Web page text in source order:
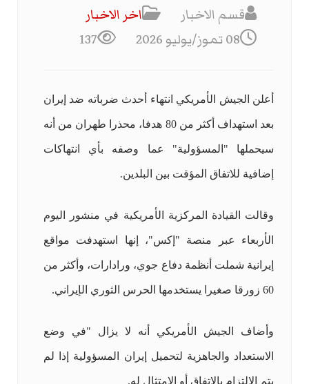
قسم الاخبار
اخر الاخبار
08 تموز/يوليو 2026
137
أعلن الجيش الأمريكي انتهاء أحدث ضرباته ضد إيران
بعد استهداف أكثر من 80 هدفا، محذرا طهران من أنه
سيحملها "المسؤولية" عما وصفه بأي انتهاكات
إضافية للاتفاق المؤقت بين البلدين.
وقالت القيادة المركزية الأمريكية في منشور اليوم
الأربعاء عبر منصة "إكس"، إنها استهدفت مواقع
إيرانية شملت أنظمة دفاع جوي، ورادارات، وأكثر من
60 زورقا صغيرا يستخدمها الحرس الثوري الإيراني.
وأضاف الجيش الأمريكي أنه لا يزال "في وضع
الاستعداد والجاهزية لتحميل إيران المسؤولية إذا لم
يتم الالتزام بالاتفاق أو الامتثال له.